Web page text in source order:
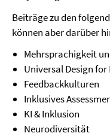
Beiträge zu den
können aber darüber
Mehrsprachigkeit
Universal Design
Feedbackkulturen
Inklusives
KI & Inklusion
Neurodiversität